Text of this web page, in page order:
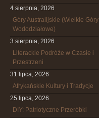
4 sierpnia, 2026
Góry Australijskie (Wielkie Góry
Wododziałowe)
3 sierpnia, 2026
Literackie Podróże w Czasie i
Przestrzeni
31 lipca, 2026
Afrykańskie Kultury i Tradycje
25 lipca, 2026
DIY: Patriotyczne Przeróbki